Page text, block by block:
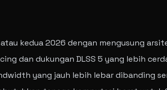
kedua 2026 dengan mengusung
dan dukungan DLSS 5 yang lebih
yang jauh lebih lebar dibanding